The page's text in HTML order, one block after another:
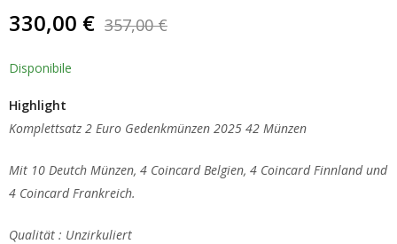
mit5.00
von 5,
basierend
Kundenbewertung
330,00 € 357,00€
Disponibile
Highlight
Komplettsatz 2 Euro Gedenkmünzen 2025 42 Münzen
Mit 10 Deutch Münzen, 4 Coincard Belgien, 4 Coincard Finnlandund
4 Coincard Frankreich.
Qualität : Unzirkuliert